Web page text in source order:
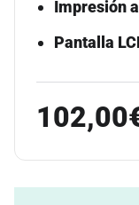
Impresión
Pantalla